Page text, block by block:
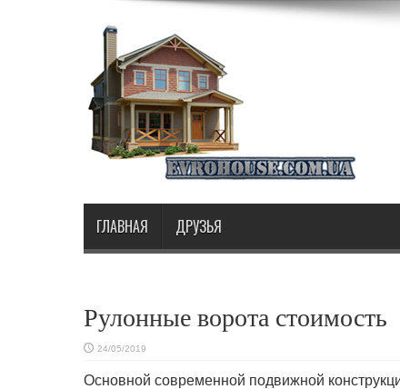
ГЛАВНАЯ ДРУЗЬЯ
Рулонные ворота стоимость
24/05/2019
Основной современной подвижной